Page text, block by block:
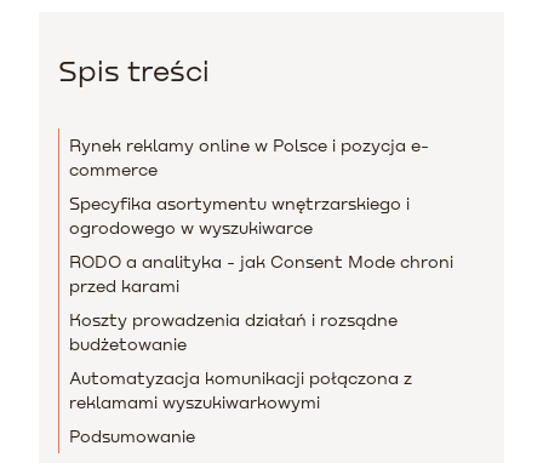
Spis treści
Rynek reklamy online w Polsce i pozycja e-
commerce
Specyfika asortymentu wnętrzarskiego i
ogrodowego w wyszukiwarce
RODO a analityka - jak Consent Mode chroni
przed karami
Koszty prowadzenia działań i rozsądne
budżetowanie
Automatyzacja komunikacji połączona z
reklamami wyszukiwarkowymi
Podsumowanie